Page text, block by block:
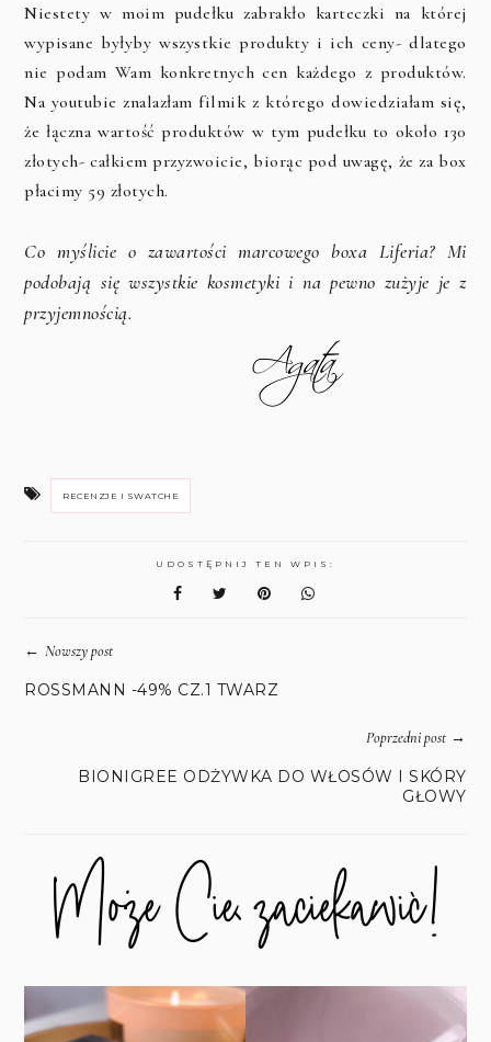
Niestety w moim pudełku zabrakło karteczki na której
wypisane byłyby wszystkie produkty i ich ceny- dlatego
nie podam Wam konkretnych cen każdego z produktów.
Na youtubie znalazłam filmik z którego dowiedziałam się,
że łączna wartość produktów w tym pudełku to około 130
złotych- całkiem przyzwoicie, biorąc pod uwagę, że za box
płacimy 59 złotych.
Co myślicie o zawartości marcowego boxa Liferia? Mi
podobają się wszystkie kosmetyki i na pewno zużyje je z
przyjemnością.
RECENZJE I SWATCHE
UDOSTĘPNIJ TEN WPIS:
←Nowszy post
ROSSMANN -49% CZ.1 TWARZ
Poprzedni post→
BIONIGREE ODŻYWKA DO WŁOSÓW I SKÓRY
GŁOWY